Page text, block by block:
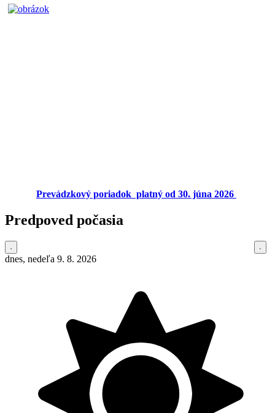
Prevádzkový poriadok platný od 30. júna 2026
Predpoved počasia
dnes, nedeľa 9. 8. 2026